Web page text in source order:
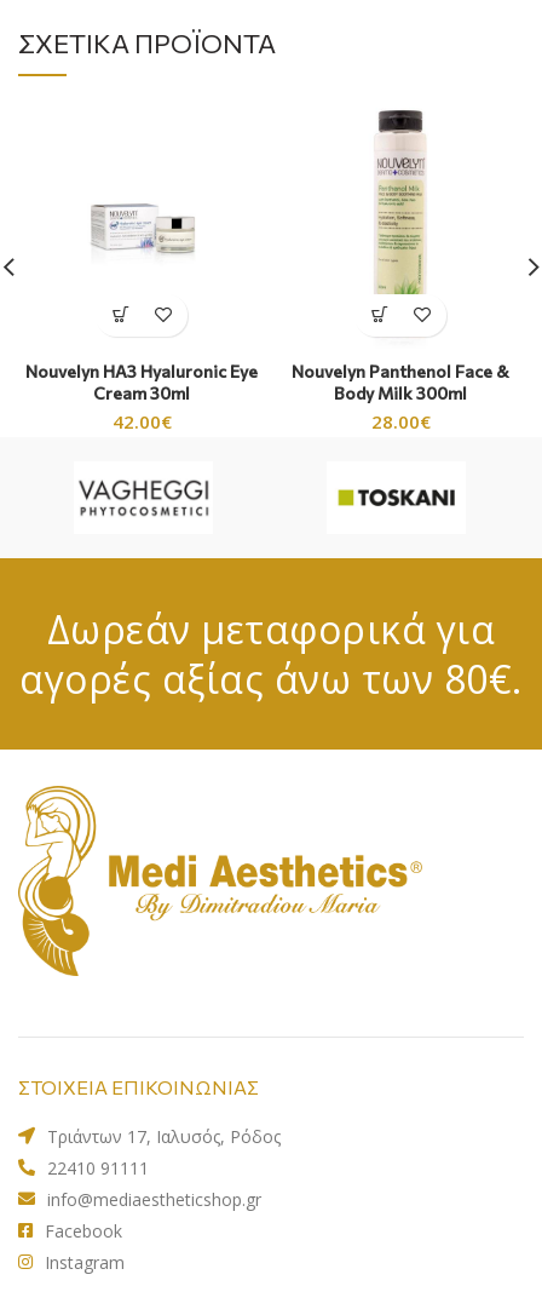
ΣΧΕΤΙΚΆ ΠΡΟΪΌΝΤΑ
Nouvelyn HA3 Hyaluronic Eye
Cream 30ml
42.00€
Nouvelyn Panthenol Face &
Body Milk 300ml
28.00€
Δωρεάν μεταφορικά για
αγορές αξίας άνω των 80€.
ΣΤΟΙΧΕΙΑ ΕΠΙΚΟΙΝΩΝΙΑΣ
Τριάντων 17, Ιαλυσός, Ρόδος
22410 91111
info@mediaestheticshop.gr
Facebook
Instagram